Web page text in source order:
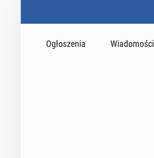
Ogłoszenia Wiadomości